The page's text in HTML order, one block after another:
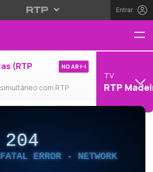
Entrar
(RTP
com RTP
NO AR
TV
RTP
204
ERROR - NETWORK